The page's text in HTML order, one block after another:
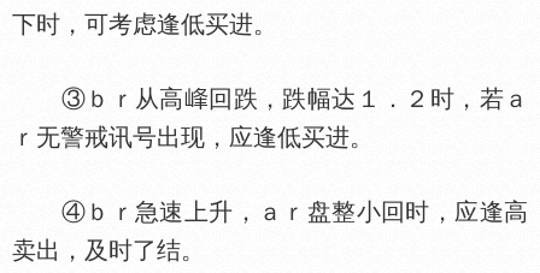
下时，可考虑逢低买进。
③ｂｒ从高
回跌，跌幅达１．２时，若ａ
ｒ无警戒讯号出现，应逢低买进。
④ｂｒ急速上升，ａｒ盘整小回时，应逢高
卖出，及时了结。